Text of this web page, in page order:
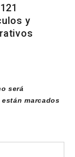
y
será
marcados